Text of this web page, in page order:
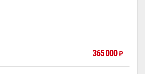
365 000 ₽